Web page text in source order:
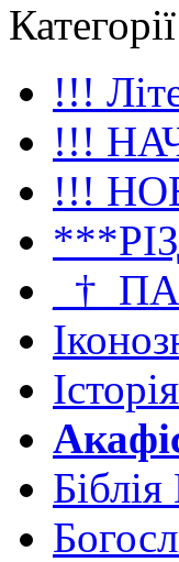
Категорії
!!!
!!!
!!!
Історія